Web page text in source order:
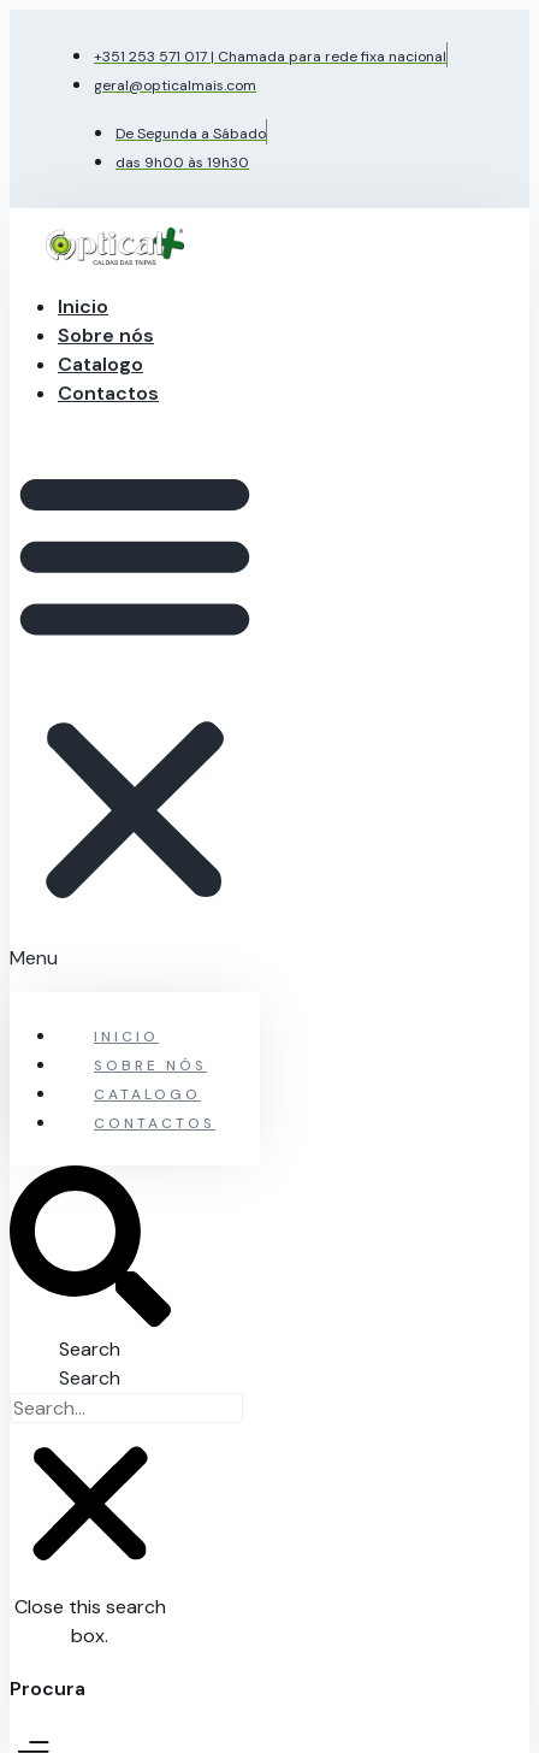
+351 253 571 017 | Chamada para rede fixa nacional
geral@opticalmais.com
De Segunda a Sábado
das 9h00 às 19h30
Inicio
Sobre nós
Catalogo
Contactos
Menu
INICIO
SOBRE NÓS
CATALOGO
CONTACTOS
Search
Search
Close this search
box.
Procura